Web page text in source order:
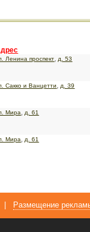
Ленина проспект,д. 53
Сакко и Ванцетти,д. 39
Мира,д. 61
Мира,д. 61
Размещение